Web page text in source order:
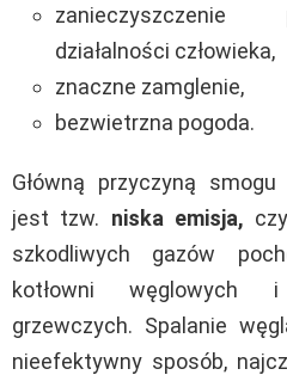
działalności człowieka,
znaczne zamglenie,
bezwietrzna pogoda.
Główną przyczyną
jest tzw. niska emisja,
szkodliwych gazów
kotłowni węglowych
grzewczych. Spalanie
nieefektywny sposób,